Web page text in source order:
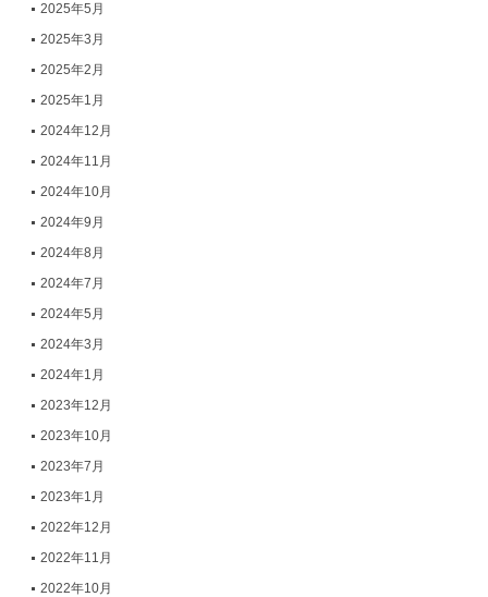
2025年5月
2025年3月
2025年2月
2025年1月
2024年12月
2024年11月
2024年10月
2024年9月
2024年8月
2024年7月
2024年5月
2024年3月
2024年1月
2023年12月
2023年10月
2023年7月
2023年1月
2022年12月
2022年11月
2022年10月